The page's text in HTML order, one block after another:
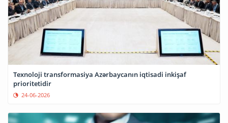
Texnoloji transformasiya Azərbaycanın iqtisadi inkişaf
prioritetidir
24-06-2026